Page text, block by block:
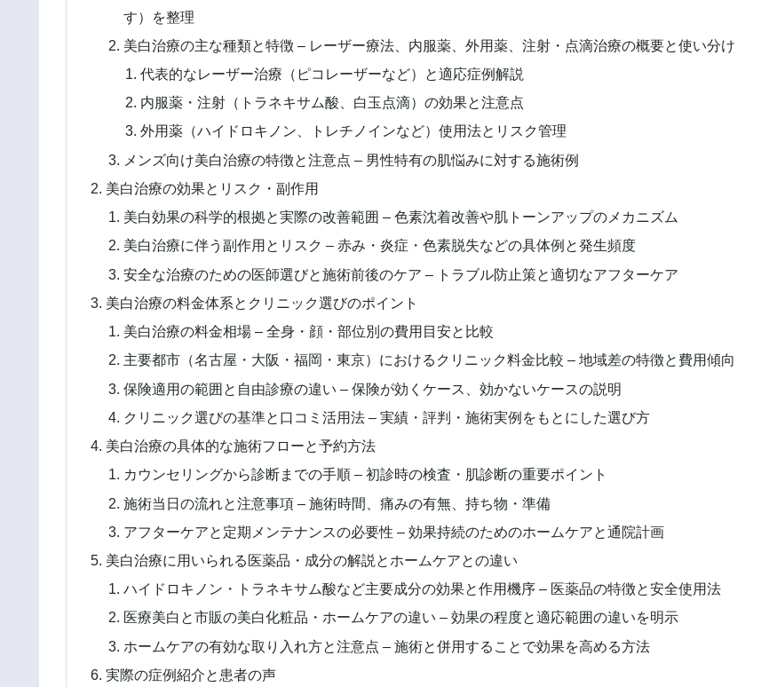
す）を整理
美白治療の主な種類と特徴 – レーザー療法、内服薬、外用薬、注射・点滴治療の概要と使い分け
代表的なレーザー治療（ピコレーザーなど）と適応症例解説
内服薬・注射（トラネキサム酸、白玉点滴）の効果と注意点
外用薬（ハイドロキノン、トレチノインなど）使用法とリスク管理
メンズ向け美白治療の特徴と注意点 – 男性特有の肌悩みに対する施術例
美白治療の効果とリスク・副作用
美白効果の科学的根拠と実際の改善範囲 – 色素沈着改善や肌トーンアップのメカニズム
美白治療に伴う副作用とリスク – 赤み・炎症・色素脱失などの具体例と発生頻度
安全な治療のための医師選びと施術前後のケア – トラブル防止策と適切なアフターケア
美白治療の料金体系とクリニック選びのポイント
美白治療の料金相場 – 全身・顔・部位別の費用目安と比較
主要都市（名古屋・大阪・福岡・東京）におけるクリニック料金比較 – 地域差の特徴と費用傾向
保険適用の範囲と自由診療の違い – 保険が効くケース、効かないケースの説明
クリニック選びの基準と口コミ活用法 – 実績・評判・施術実例をもとにした選び方
美白治療の具体的な施術フローと予約方法
カウンセリングから診断までの手順 – 初診時の検査・肌診断の重要ポイント
施術当日の流れと注意事項 – 施術時間、痛みの有無、持ち物・準備
アフターケアと定期メンテナンスの必要性 – 効果持続のためのホームケアと通院計画
美白治療に用いられる医薬品・成分の解説とホームケアとの違い
ハイドロキノン・トラネキサム酸など主要成分の効果と作用機序 – 医薬品の特徴と安全使用法
医療美白と市販の美白化粧品・ホームケアの違い – 効果の程度と適応範囲の違いを明示
ホームケアの有効な取り入れ方と注意点 – 施術と併用することで効果を高める方法
実際の症例紹介と患者の声